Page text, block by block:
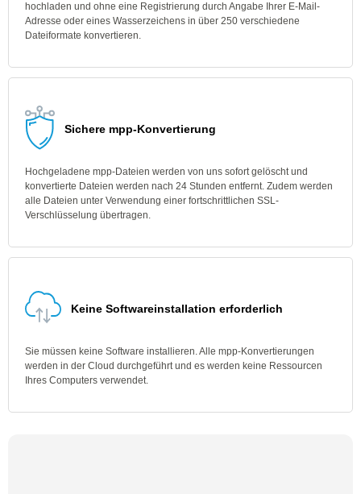
hochladen und ohne eine Registrierung durch Angabe Ihrer E-Mail-
Adresse oder eines Wasserzeichens in über 250 verschiedene
Dateiformate konvertieren.
Sichere mpp-Konvertierung
Hochgeladene mpp-Dateien werden von uns sofort gelöscht und
konvertierte Dateien werden nach 24 Stunden entfernt. Zudem werden
alle Dateien unter Verwendung einer fortschrittlichen SSL-
Verschlüsselung übertragen.
Keine Softwareinstallation erforderlich
Sie müssen keine Software installieren. Alle mpp-Konvertierungen
werden in der Cloud durchgeführt und es werden keine Ressourcen
Ihres Computers verwendet.